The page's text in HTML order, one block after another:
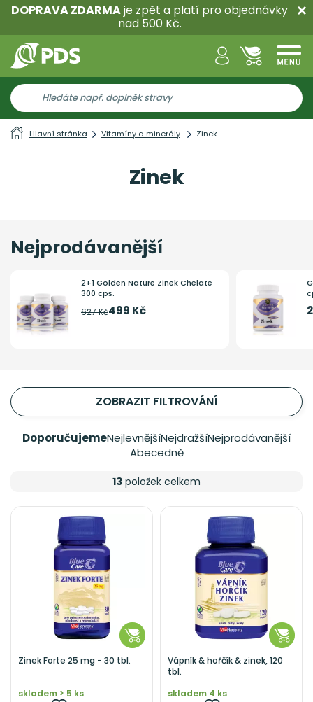
DOPRAVA ZDARMAje zpět a platí pro objednávky
nad 500 Kč.
Hlavní stránka Vitamíny a minerály Zinek
Zinek
Nejprodávanější
2+1 Golden Nature Zinek Chelate
300 cps.
627 Kč499 Kč
ZOBRAZIT FILTROVÁNÍ
DoporučujemeNejlevnějšíNejdražšíNejprodávanější
Abecedně
13 položek celkem
Zinek Forte 25 mg - 30 tbl.
skladem > 5 ks
Vápník & hořčík & zinek, 120
tbl.
skladem 4 ks